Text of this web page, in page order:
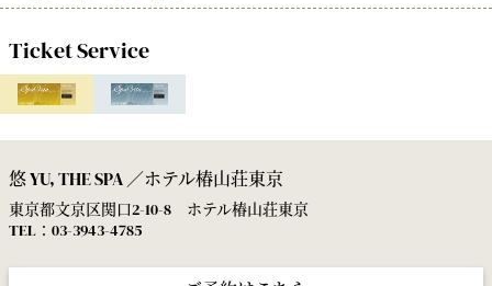
Ticket Service
悠 YU, THE SPA ／ホテル椿山荘東京
東京都文京区関口2-10-8 ホテル椿山荘東京
TEL：03-3943-4785